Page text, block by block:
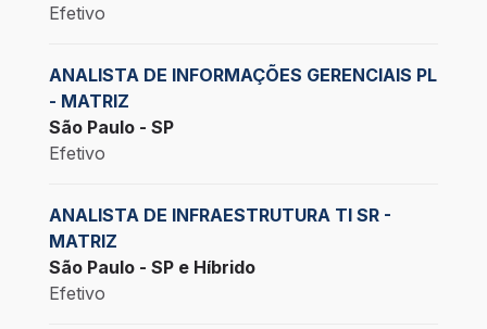
Efetivo
ANALISTA DE INFORMAÇÕES GERENCIAIS PL
- MATRIZ
São Paulo - SP
Efetivo
ANALISTA DE INFRAESTRUTURA TI SR -
MATRIZ
São Paulo - SP e Híbrido
Efetivo